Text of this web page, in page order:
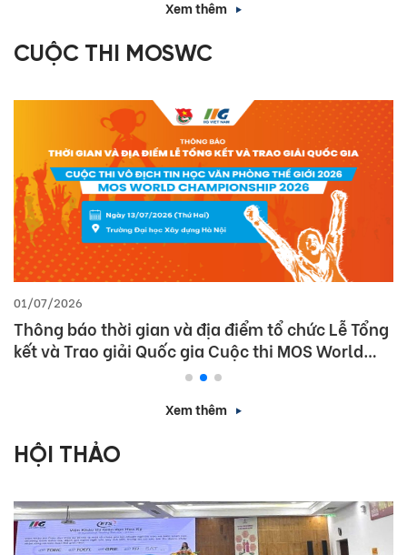
Xem thêm
CUỘC THI MOSWC
01/07/2026
Thông báo thời gian và địa điểm tổ chức Lễ Tổng
kết và Trao giải Quốc gia Cuộc thi MOS World
Xem thêm
HỘI THẢO